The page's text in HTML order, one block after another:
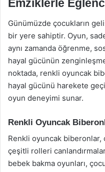
Emziklerle
Günümüzde çocukların
bir yere sahiptir. Oyun,
aynı zamanda öğrenme,
hayal gücünün
noktada, renkli oyuncak
hayal gücünü harekete
oyun deneyimi sunar.
Renkli Oyuncak
Renkli oyuncak biberonlar,
çeşitli rolleri
bebek bakma oyunları,